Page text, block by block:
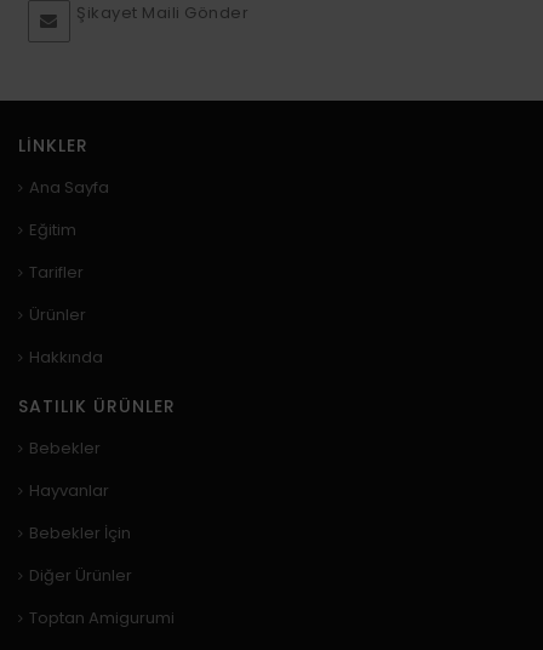
Şikayet Maili Gönder
LINKLER
Ana Sayfa
Eğitim
Tarifler
Ürünler
Hakkında
SATILIK ÜRÜNLER
Bebekler
Hayvanlar
Bebekler İçin
Diğer Ürünler
Toptan Amigurumi